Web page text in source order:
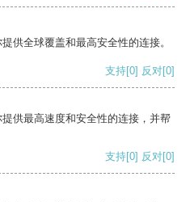
供全球覆盖和最高安全性的连接。
支持[0] 反对[0]
供最高速度和安全性的连接，并帮
支持[0] 反对[0]